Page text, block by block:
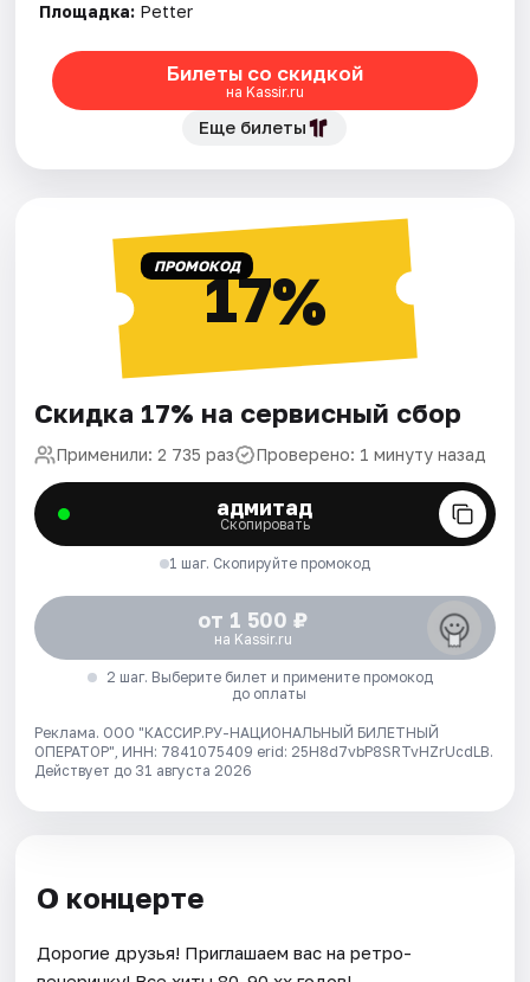
Площадка: Petter
Билеты со скидкой
на Kassir.ru
Еще билеты
ПРОМОКОД17%
Скидка 17% на сервисный сбор
Применили: 2 735 раз Проверено: 1 минуту назад
адмитад
Скопировать
1 шаг. Скопируйте промокод
от 1 500 ₽
на Kassir.ru
2 шаг. Выберите билет и примените промокод
до оплаты
Реклама. ООО "КАССИР.РУ-НАЦИОНАЛЬНЫЙ БИЛЕТНЫЙ
ОПЕРАТОР", ИНН: 7841075409 erid: 25H8d7vbP8SRTvHZrUcdLB.
Действует до 31 августа 2026
О концерте
Дорогие друзья! Приглашаем вас на ретро-